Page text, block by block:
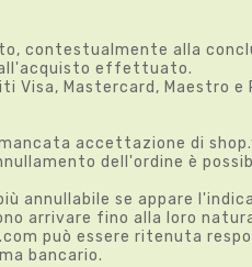
contestualmente alla
effettuato.
Visa, Mastercard,
accettazione di
dell'ordine è
se appare
arrivare fino alla loro
può essere ritenuta
bancario.